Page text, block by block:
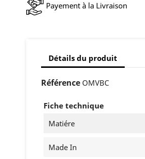
Payement à la Livraison
Détails du produit
Référence OMVBC
Fiche technique
Matiére
Made In